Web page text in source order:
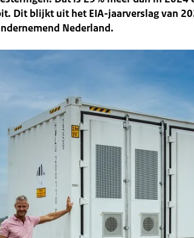
Dit blijkt uit het EIA-jaarverslag van
Nederland.